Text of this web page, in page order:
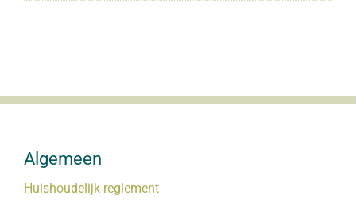
Algemeen
Huishoudelijk reglement